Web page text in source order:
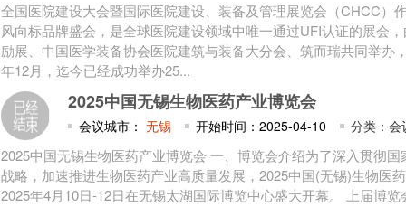
全国医院建设大会暨国际医院建设、装备及管理展览会（CHCC）
风向标品牌盛会，是全球医院建设领域中唯一通过UFI认证的展会
励展、中国医学装备协会医院建筑与装备大分会、筑而瑞共同举办
年12月，迄今已经成功举办25...
2025中国无锡生物医药产业博览会
会议城市： 无锡 开始时间：2025-04-10 分类：会
2025中国无锡生物医药产业博览会 一、博览会介绍为了深入贯彻
战略，加速推进生物医药产业高质量发展，2025中国(无锡)生物医
2025年4月10日-12日在无锡太湖国际博览中心盛大开幕。 上届博览